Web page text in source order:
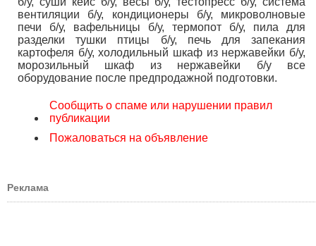
вентиляции б/у, кондиционеры б/у, микроволновые
печи б/у, вафельницы б/у, термопот б/у, пила для
разделки тушки птицы б/у, печь для запекания
картофеля б/у, холодильный шкаф из нержавейки б/у,
морозильный шкаф из нержавейки б/у все
оборудование после предпродажной подготовки.
Сообщить о спаме или нарушении правил
публикации
Пожаловаться на объявление
Реклама